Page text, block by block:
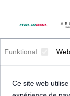
Funktional
Ce site web